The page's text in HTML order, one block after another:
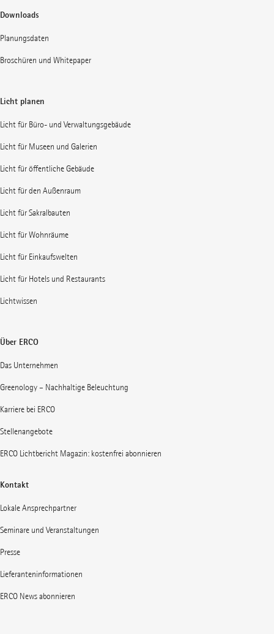
Downloads
Planungsdaten
Broschüren und Whitepaper
Licht planen
Licht für Büro- und Verwaltungsgebäude
Licht für Museen und Galerien
Licht für öffentliche Gebäude
Licht für den Außenraum
Licht für Sakralbauten
Licht für Wohnräume
Licht für Einkaufswelten
Licht für Hotels und Restaurants
Lichtwissen
Über ERCO
Das Unternehmen
Greenology – Nachhaltige Beleuchtung
Karriere bei ERCO
Stellenangebote
ERCO Lichtbericht Magazin: kostenfrei abonnieren
Kontakt
Lokale Ansprechpartner
Seminare und Veranstaltungen
Presse
Lieferanteninformationen
ERCO News abonnieren